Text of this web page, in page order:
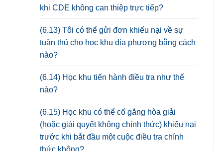
khi CDE không can thiệp trực tiếp?
(6.13) Tôi có thể gửi đơn khiếu nại về sự
tuân thủ cho học khu địa phương bằng cách
nào?
(6.14) Học khu tiến hành điều tra như thế
nào?
(6.15) Học khu có thể cố gắng hòa giải
(hoặc giải quyết không chính thức) khiếu nại
trước khi bắt đầu một cuộc điều tra chính
thức không?